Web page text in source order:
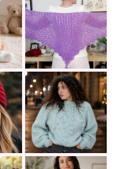
diseño sencillo
osito para bebé a
Este Chal
fácil para
a crochet sencilla
Un suéter a dos